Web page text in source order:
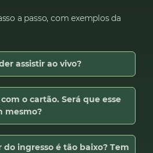
a passo, com exemplos da
assistir ao vivo?
o cartão. Será que esse
mesmo?
do ingresso é tão baixo? Tem